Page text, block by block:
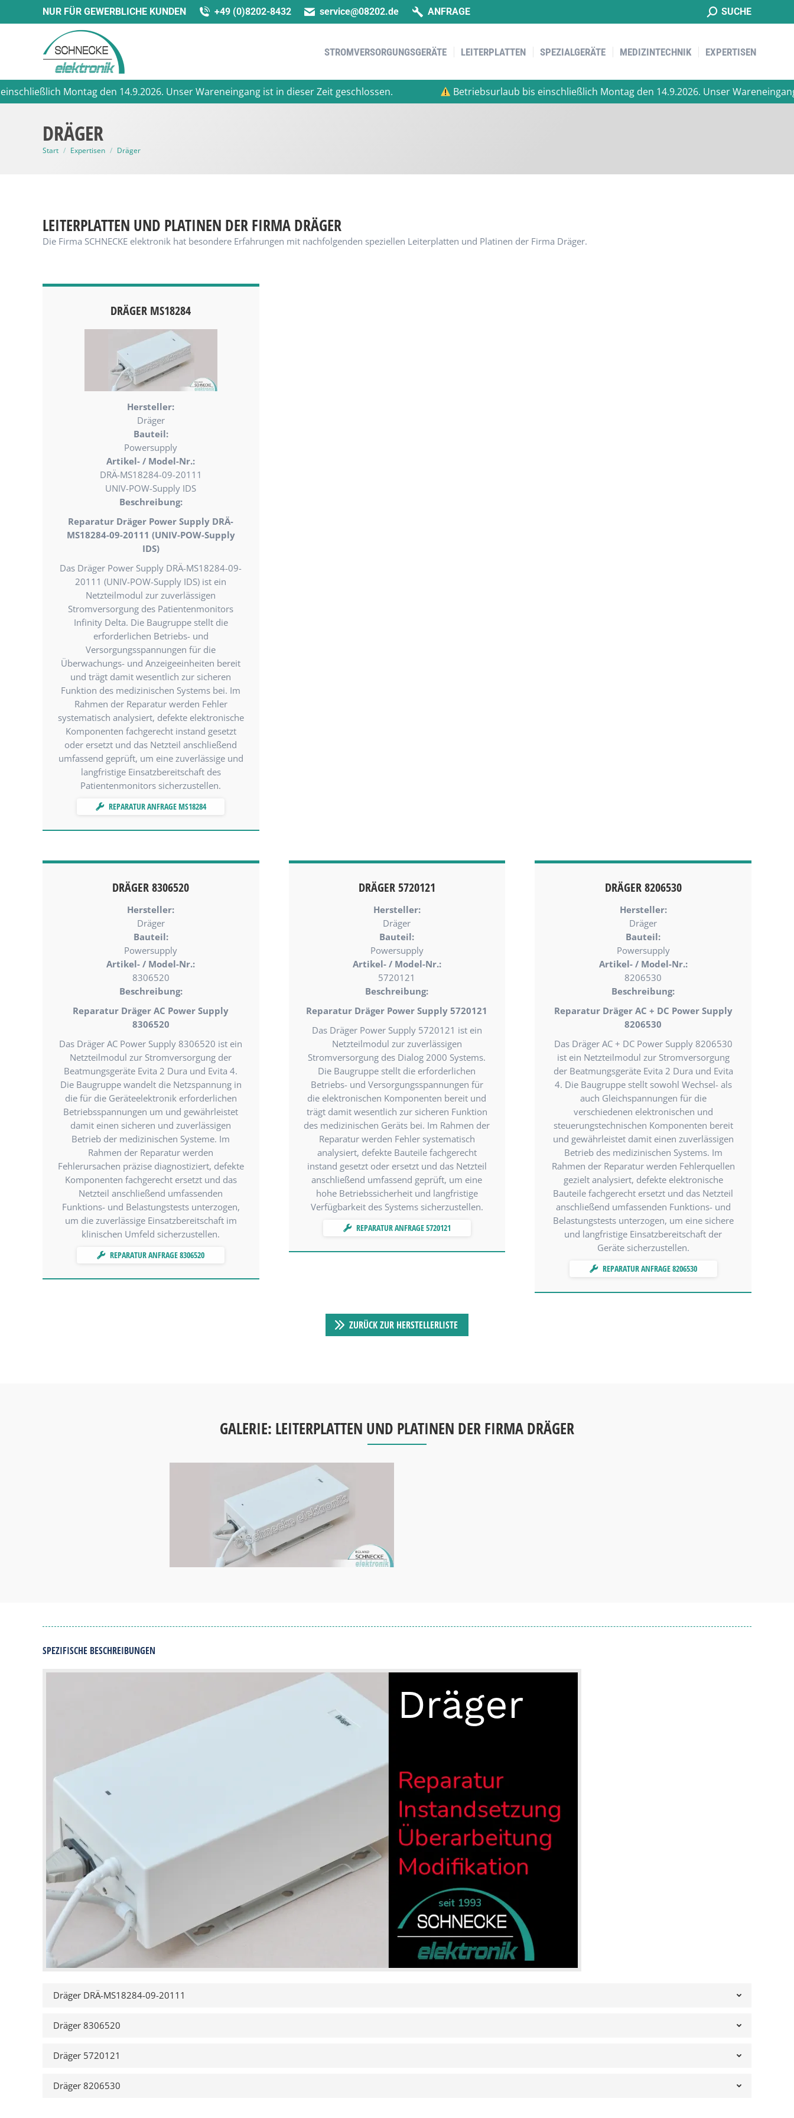
NUR FÜR GEWERBLICHE KUNDEN +49 (0)8202-8432 service@08202.de ANFRAGE Suche:
SUCHE
STROMVERSORGUNGSGERÄTE LEITERPLATTEN SPEZIALGERÄTE MEDIZINTECHNIK EXPERTISEN
Montag den 14.9.2026. Unser Wareneingang ist in dieser Zeit geschlossen. Betriebsurlaub bis einschließlich Montag den 14.9.2026. Unser Wareneingang
DRÄGER
Sie befinden sich hier:
Start Expertisen Dräger
LEITERPLATTEN UND PLATINEN DER FIRMA DRÄGER
Die Firma SCHNECKE elektronik hat besondere Erfahrungen mit nachfolgenden speziellen Leiterplatten und Platinen der Firma Dräger.
DRÄGER MS18284
Hersteller:
Dräger
Bauteil:
Powersupply
Artikel- / Model-Nr.:
DRÄ-MS18284-09-20111
UNIV-POW-Supply IDS
Beschreibung:
Reparatur Dräger Power Supply DRÄ-
MS18284-09-20111 (UNIV-POW-Supply
IDS)
Das Dräger Power Supply DRÄ-MS18284-09-
20111 (UNIV-POW-Supply IDS) ist ein
Netzteilmodul zur zuverlässigen
Stromversorgung des Patientenmonitors
Infinity Delta. Die Baugruppe stellt die
erforderlichen Betriebs- und
Versorgungsspannungen für die
Überwachungs- und Anzeigeeinheiten bereit
und trägt damit wesentlich zur sicheren
Funktion des medizinischen Systems bei. Im
Rahmen der Reparatur werden Fehler
systematisch analysiert, defekte elektronische
Komponenten fachgerecht instand gesetzt
oder ersetzt und das Netzteil anschließend
umfassend geprüft, um eine zuverlässige und
langfristige Einsatzbereitschaft des
Patientenmonitors sicherzustellen.
REPARATUR ANFRAGE MS18284
DRÄGER 8306520
Hersteller:
Dräger
Bauteil:
Powersupply
Artikel- / Model-Nr.:
8306520
Beschreibung:
Reparatur Dräger AC Power Supply
8306520
Das Dräger AC Power Supply 8306520 ist ein
Netzteilmodul zur Stromversorgung der
Beatmungsgeräte Evita 2 Dura und Evita 4.
Die Baugruppe wandelt die Netzspannung in
die für die Geräteelektronik erforderlichen
Betriebsspannungen um und gewährleistet
damit einen sicheren und zuverlässigen
Betrieb der medizinischen Systeme. Im
Rahmen der Reparatur werden
Fehlerursachen präzise diagnostiziert, defekte
Komponenten fachgerecht ersetzt und das
Netzteil anschließend umfassenden
Funktions- und Belastungstests unterzogen,
um die zuverlässige Einsatzbereitschaft im
klinischen Umfeld sicherzustellen.
REPARATUR ANFRAGE 8306520
DRÄGER 5720121
Hersteller:
Dräger
Bauteil:
Powersupply
Artikel- / Model-Nr.:
5720121
Beschreibung:
Reparatur Dräger Power Supply 5720121
Das Dräger Power Supply 5720121 ist ein
Netzteilmodul zur zuverlässigen
Stromversorgung des Dialog 2000 Systems.
Die Baugruppe stellt die erforderlichen
Betriebs- und Versorgungsspannungen für
die elektronischen Komponenten bereit und
trägt damit wesentlich zur sicheren Funktion
des medizinischen Geräts bei. Im Rahmen der
Reparatur werden Fehler systematisch
analysiert, defekte Bauteile fachgerecht
instand gesetzt oder ersetzt und das Netzteil
anschließend umfassend geprüft, um eine
hohe Betriebssicherheit und langfristige
Verfügbarkeit des Systems sicherzustellen.
REPARATUR ANFRAGE 5720121
DRÄGER 8206530
Hersteller:
Dräger
Bauteil:
Powersupply
Artikel- / Model-Nr.:
8206530
Beschreibung:
Reparatur Dräger AC + DC Power Supply
8206530
Das Dräger AC + DC Power Supply 8206530
ist ein Netzteilmodul zur Stromversorgung
der Beatmungsgeräte Evita 2 Dura und Evita
4. Die Baugruppe stellt sowohl Wechsel- als
auch Gleichspannungen für die
verschiedenen elektronischen und
steuerungstechnischen Komponenten bereit
und gewährleistet damit einen zuverlässigen
Betrieb des medizinischen Systems. Im
Rahmen der Reparatur werden Fehlerquellen
gezielt analysiert, defekte elektronische
Bauteile fachgerecht ersetzt und das Netzteil
anschließend umfassenden Funktions- und
Belastungstests unterzogen, um eine sichere
und langfristige Einsatzbereitschaft der
Geräte sicherzustellen.
REPARATUR ANFRAGE 8206530
ZURÜCK ZUR HERSTELLERLISTE
GALERIE: LEITERPLATTEN UND PLATINEN DER FIRMA DRÄGER
SPEZIFISCHE BESCHREIBUNGEN
Dräger DRÄ-MS18284-09-20111
Dräger 8306520
Dräger 5720121
Dräger 8206530
STROMVERSORGUNGSGERÄTE LEITERPLATTEN SPEZIALGERÄTE MEDIZINTECHNIK EXPERTISEN